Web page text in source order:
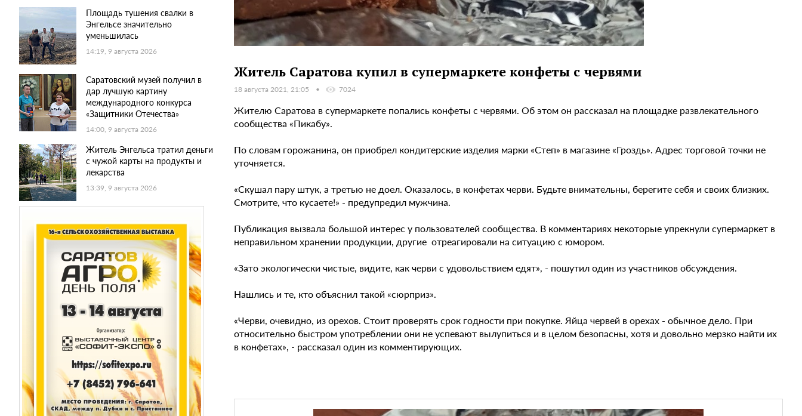
Площадь тушения свалки в
Энгельсе значительно
уменьшилась
14:19, 9 августа 2026
Саратовский музей получил в
дар лучшую картину
международного конкурса
«Защитники Отечества»
14:00, 9 августа 2026
Житель Энгельса тратил деньги
с чужой карты на продукты и
лекарства
13:39, 9 августа 2026
Житель Саратова купил в супермаркете конфеты с червями
18 августа 2021, 21:05 7024
Жителю Саратова в супермаркете попались конфеты с червями. Об этом он рассказал на площадке развлекательного
сообщества «Пикабу».
По словам горожанина, он приобрел кондитерские изделия марки «Степ» в магазине «Гроздь». Адрес торговой точки не
уточняется.
«Скушал пару штук, а третью не доел. Оказалось, в конфетах черви. Будьте внимательны, берегите себя и своих близких.
Смотрите, что кусаете!» - предупредил мужчина.
Публикация вызвала большой интерес у пользователей сообщества. В комментариях некоторые упрекнули супермаркет в
неправильном хранении продукции, другие отреагировали на ситуацию с юмором.
«Зато экологически чистые, видите, как черви с удовольствием едят», - пошутил один из участников обсуждения.
Нашлись и те, кто объяснил такой «сюрприз».
«Черви, очевидно, из орехов. Стоит проверять срок годности при покупке. Яйца червей в орехах - обычное дело. При
относительно быстром употреблении они не успевают вылупиться и в целом безопасны, хотя и довольно мерзко найти их
в конфетах», - рассказал один из комментирующих.